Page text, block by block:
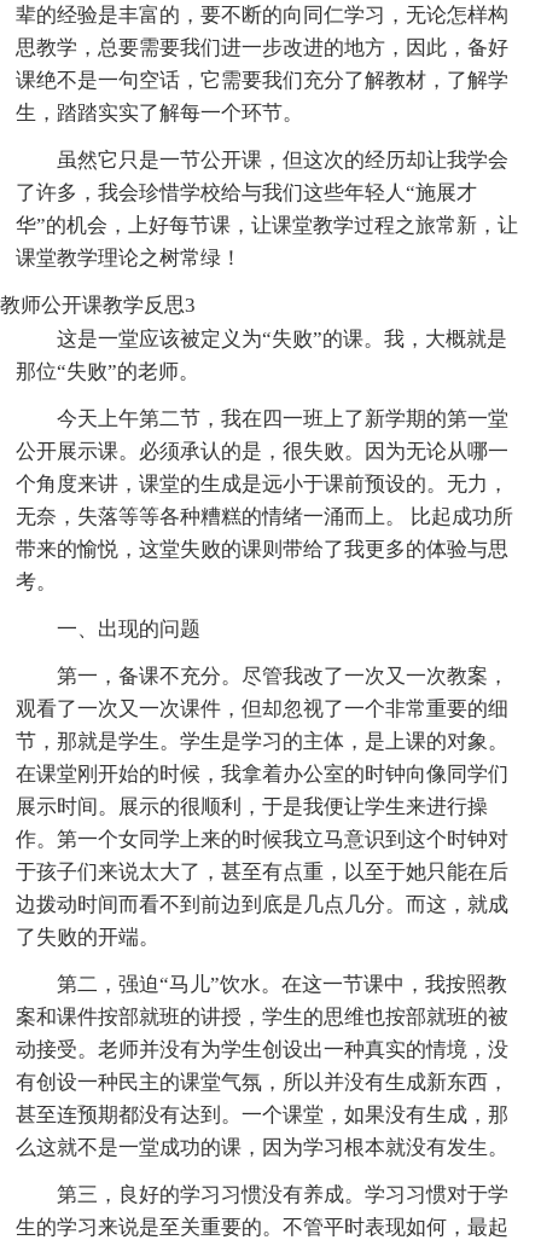
辈的经验是丰富的，要不断的向同仁学习，无论怎样构
思教学，总要需要我们进一步改进的地方，因此，备好
课绝不是一句空话，它需要我们充分了解教材，了解学
生，踏踏实实了解每一个环节。
虽然它只是一节公开课，但这次的经历却让我学会
了许多，我会珍惜学校给与我们这些年轻人“施展才
华”的机会，上好每节课，让课堂教学过程之旅常新，让
课堂教学理论之树常绿！
教师公开课教学反思3
这是一堂应该被定义为“失败”的课。我，大概就是
那位“失败”的老师。
今天上午第二节，我在四一班上了新学期的第一堂
公开展示课。必须承认的是，很失败。因为无论从哪一
个角度来讲，课堂的生成是远小于课前预设的。无力，
无奈，失落等等各种糟糕的情绪一涌而上。 比起成功所
带来的愉悦，这堂失败的课则带给了我更多的体验与思
考。
一、出现的问题
第一，备课不充分。尽管我改了一次又一次教案，
观看了一次又一次课件，但却忽视了一个非常重要的细
节，那就是学生。学生是学习的主体，是上课的对象。
在课堂刚开始的时候，我拿着办公室的时钟向像同学们
展示时间。展示的很顺利，于是我便让学生来进行操
作。第一个女同学上来的时候我立马意识到这个时钟对
于孩子们来说太大了，甚至有点重，以至于她只能在后
边拨动时间而看不到前边到底是几点几分。而这，就成
了失败的开端。
第二，强迫“马儿”饮水。在这一节课中，我按照教
案和课件按部就班的讲授，学生的思维也按部就班的被
动接受。老师并没有为学生创设出一种真实的情境，没
有创设一种民主的课堂气氛，所以并没有生成新东西，
甚至连预期都没有达到。一个课堂，如果没有生成，那
么这就不是一堂成功的课，因为学习根本就没有发生。
第三，良好的学习习惯没有养成。学习习惯对于学
生的学习来说是至关重要的。不管平时表现如何，最起